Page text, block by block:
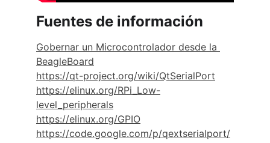
Fuentes de información
Gobernar un Microcontrolador desde la
BeagleBoard
https://qt-project.org/wiki/QtSerialPort
https://elinux.org/RPi_Low-
level_peripherals
https://elinux.org/GPIO
https://code.google.com/p/qextserialport/